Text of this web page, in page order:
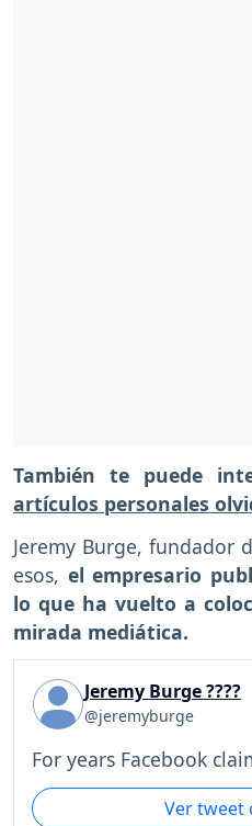
También te puede
artículos personales
Jeremy Burge, fundador
esos, el empresario
lo que ha vuelto a
mirada mediática.
Jeremy Burge ????
@jeremyburge
For years Facebook
Ver tweet